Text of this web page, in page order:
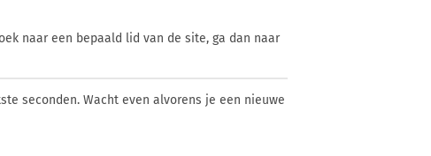
naar een bepaald lid van de site, ga dan naar
seconden. Wacht even alvorens je een nieuwe